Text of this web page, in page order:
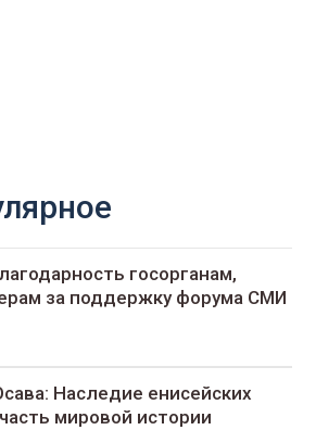
госорганам,
за поддержку форума СМИ
Наследие енисейских
мировой истории